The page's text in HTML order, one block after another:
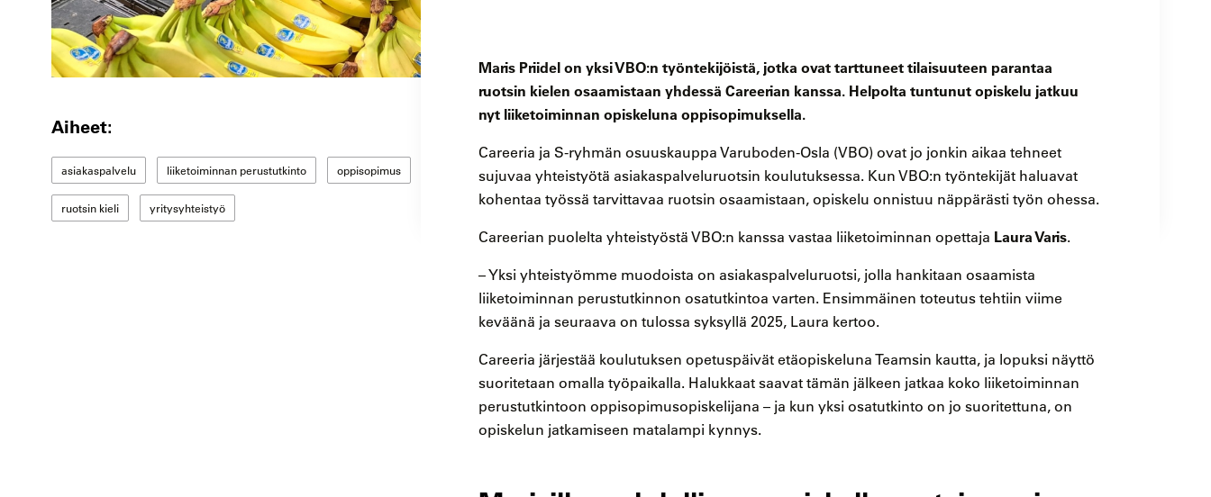
Aiheet:
asiakaspalvelu liiketoiminnan perustutkinto oppisopimus
ruotsin kieli yritysyhteistyö
Maris Priidel on yksi VBO:n työntekijöistä, jotka ovat tarttuneet tilaisuuteen parantaa
ruotsin kielen osaamistaan yhdessä Careerian kanssa. Helpolta tuntunut opiskelu jatkuu
nyt liiketoiminnan opiskeluna oppisopimuksella.
Careeria ja S-ryhmän osuuskauppa Varuboden-Osla (VBO) ovat jo jonkin aikaa tehneet
sujuvaa yhteistyötä asiakaspalveluruotsin koulutuksessa. Kun VBO:n työntekijät haluavat
kohentaa työssä tarvittavaa ruotsin osaamistaan, opiskelu onnistuu näppärästi työn ohessa.
Careerian puolelta yhteistyöstä VBO:n kanssa vastaa liiketoiminnan opettaja Laura Varis.
– Yksi yhteistyömme muodoista on asiakaspalveluruotsi, jolla hankitaan osaamista
liiketoiminnan perustutkinnon osatutkintoa varten. Ensimmäinen toteutus tehtiin viime
keväänä ja seuraava on tulossa syksyllä 2025, Laura kertoo.
Careeria järjestää koulutuksen opetuspäivät etäopiskeluna Teamsin kautta, ja lopuksi näyttö
suoritetaan omalla työpaikalla. Halukkaat saavat tämän jälkeen jatkaa koko liiketoiminnan
perustutkintoon oppisopimusopiskelijana – ja kun yksi osatutkinto on jo suoritettuna, on
opiskelun jatkamiseen matalampi kynnys.